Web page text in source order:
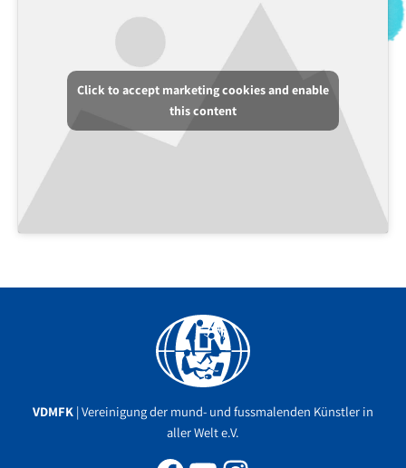
Click to accept marketing cookies and enable
this content
VDMFK | Vereinigung der mund- und fussmalenden Künstler in
aller Welt e.V.
Facebook
YouTube
Instagram